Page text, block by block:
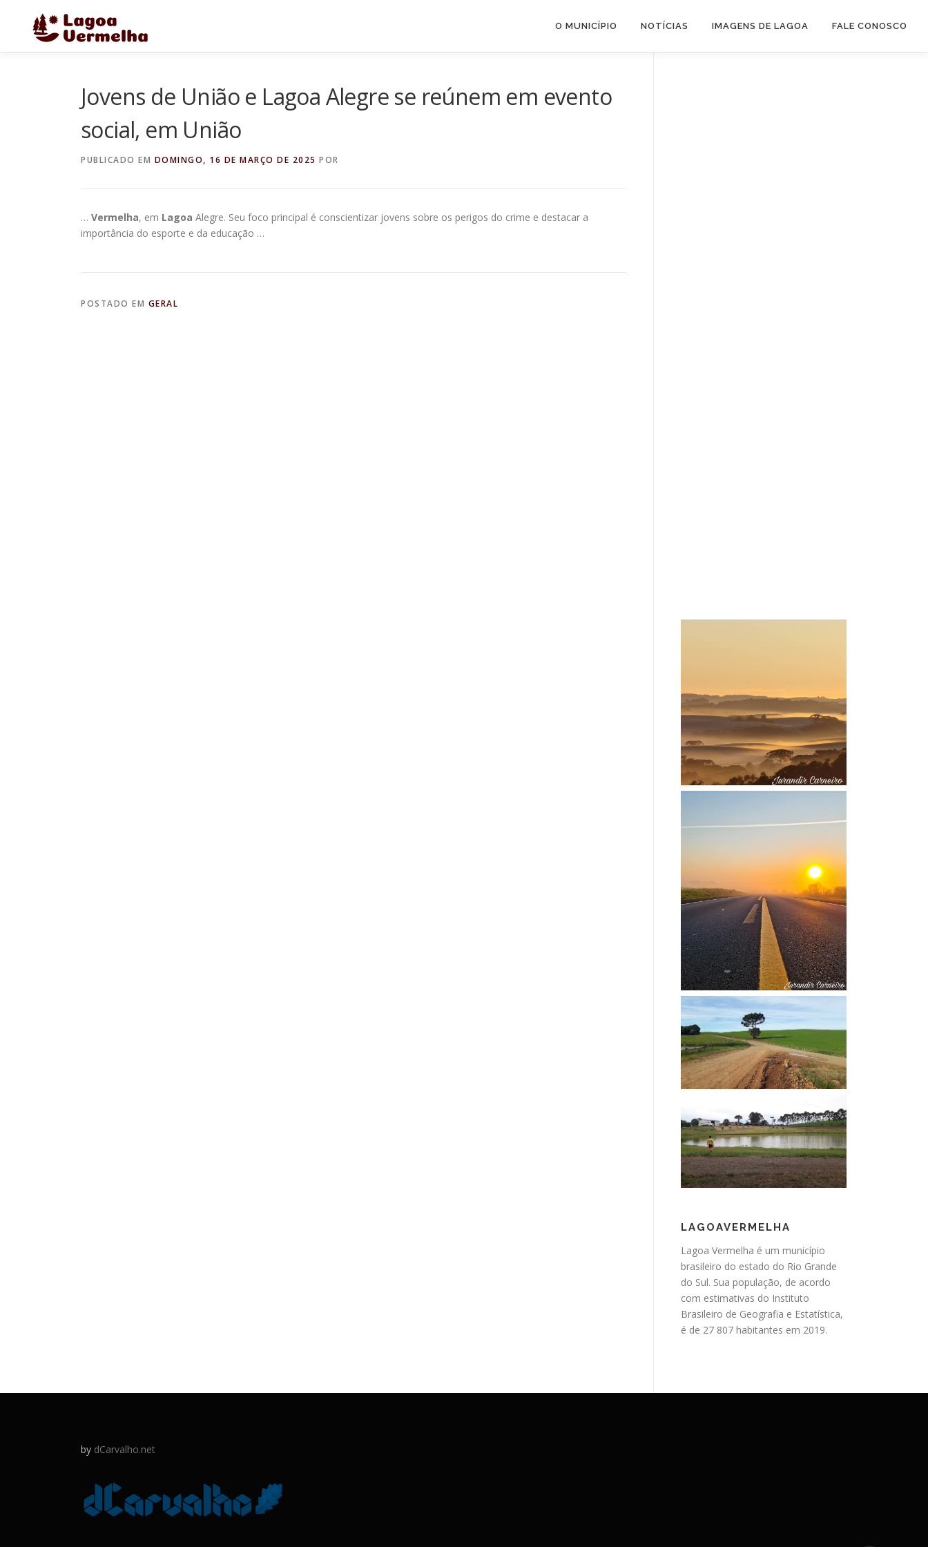
conteúdo
O MUNICÍPIO NOTÍCIAS IMAGENS DE LAGOA FALE CONOSCO
Jovens de União e Lagoa Alegre se reúnem em evento
social, em União
PUBLICADO EM DOMINGO, 16 DE MARÇO DE 2025 POR
… Vermelha, em Lagoa Alegre. Seu foco principal é conscientizar jovens sobre os perigos do crime e destacar a
importância do esporte e da educação …
POSTADO EM GERAL
LAGOAVERMELHA
Lagoa Vermelha é um município
brasileiro do estado do Rio Grande
do Sul. Sua população, de acordo
com estimativas do Instituto
Brasileiro de Geografia e Estatística,
é de 27 807 habitantes em 2019.
by dCarvalho.net